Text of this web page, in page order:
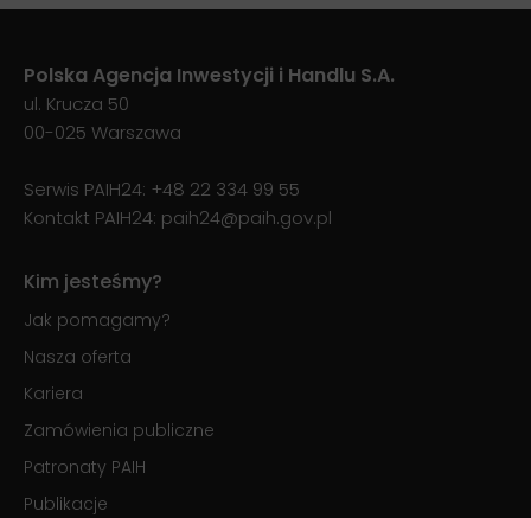
Polska Agencja Inwestycji i Handlu S.A.
ul. Krucza 50
00-025 Warszawa
Serwis PAIH24: +48 22 334 99 55
Kontakt PAIH24: paih24@paih.gov.pl
Kim jesteśmy?
Jak pomagamy?
Nasza oferta
Kariera
Zamówienia publiczne
Patronaty PAIH
Publikacje